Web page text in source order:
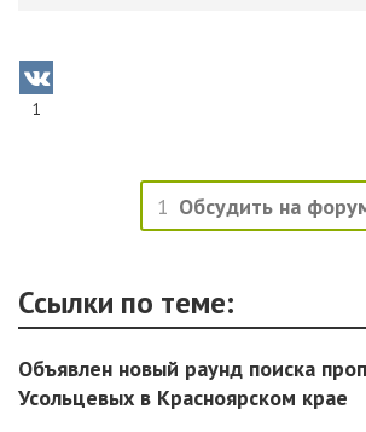
1
1 Обсудить на
Ссылки по теме:
Объявлен новый раунд поиска
Усольцевых в Красноярском крае